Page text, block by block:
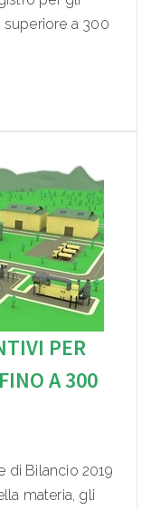
a 300
PER
A 300
di Bilancio 2019
materia, gli